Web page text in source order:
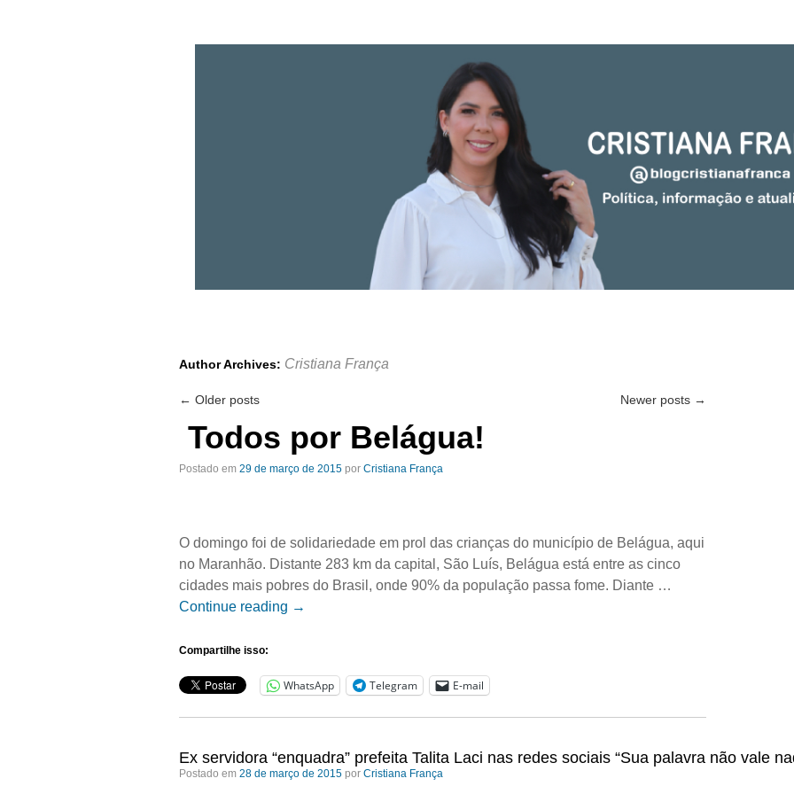
Author Archives: Cristiana França
← Older posts Newer posts →
Todos por Belágua!
Postado em 29 de março de 2015 por Cristiana França
O domingo foi de solidariedade em prol das crianças do município de Belágua, aqui
no Maranhão. Distante 283 km da capital, São Luís, Belágua está entre as cinco
cidades mais pobres do Brasil, onde 90% da população passa fome. Diante …
Continue reading →
Compartilhe isso:
WhatsApp Telegram E-mail
Ex servidora “enquadra” prefeita Talita Laci nas redes sociais “Sua palavra não vale
Postado em 28 de março de 2015 por Cristiana França